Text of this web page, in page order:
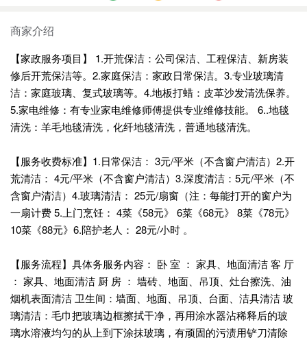
商家介绍
【家政服务项目】 1.开荒保洁：公司保洁、工程保洁、新房装
修后开荒保洁等。2.家庭保洁：家政日常保洁。3.专业玻璃清
洁：家庭玻璃、复式玻璃等。4.地板打蜡：皮革沙发清洗保养。
5.家电维修：有专业家电维修师傅提供专业维修技能。 6..地毯
清洗：羊毛地毯清洗，化纤地毯清洗，普通地毯清洗。
【服务收费标准】1.日常保洁： 3元/平米（不含窗户清洁）2.开
荒清洁： 4元/平米（不含窗户清洁）3.深度清洁：5元/平米（不
含窗户清洁）4.玻璃清洁： 25元/扇窗（注：每能打开的窗户为
一扇计费 5.上门烹饪： 4菜《58元》 6菜《68元》 8菜《78元》
10菜《88元》6.陪护老人： 28元/小时 。
【服务流程】具体务服务内容： 卧 室 ： 家具、地面清洁 客 厅
： 家具、地面清洁 厨 房 ： 墙砖、地面、吊顶、灶台擦洗、油
烟机表面清洁 卫生间：墙面、地面、吊顶、台面、洁具清洁 玻
璃清洁：毛巾把玻璃边框擦拭干净，再用涂水器沾稀释后的玻
璃水溶液均匀的从上到下涂抹玻璃，有顽固的污渍用铲刀清除